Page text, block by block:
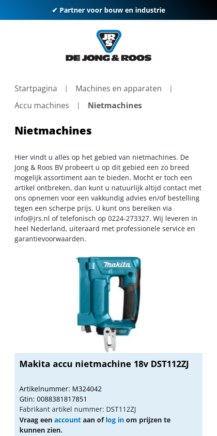
✔ Partner voor bouw en industrie
Startpagina
Machines en apparaten
Accu machines
Nietmachines
Nietmachines
Hier vindt u alles op het gebied van nietmachines. De
Jong & Roos BV probeert u op dit gebied een zo breed
mogelijk assortiment aan te bieden. Mocht er toch een
artikel ontbreken, dan kunt u natuurlijk altijd contact met
ons opnemen voor een vakkundig advies en/of bestelling
tegen een scherpe prijs. U kunt ons bereiken via
info@jrs.nl of telefonisch op 0224-273327. Wij leveren in
heel Nederland, uiteraard met professionele service en
garantievoorwaarden.
Makita accu nietmachine 18v DST112ZJ
Artikelnummer: M324042
Gtin: 0088381817851
Fabrikant artikel nummer: DST112ZJ
Vraag een account aan of log in om prijzen te
kunnen zien.